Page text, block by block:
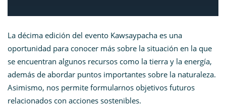
La décima edición del evento Kawsaypacha es una
oportunidad para conocer más sobre la situación en la que
se encuentran algunos recursos como la tierra y la energía,
además de abordar puntos importantes sobre la naturaleza.
Asimismo, nos permite formularnos objetivos futuros
relacionados con acciones sostenibles.